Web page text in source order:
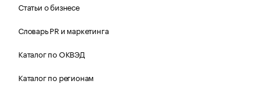
Статьи о бизнесе
Словарь PR и маркетинга
Каталог по ОКВЭД
Каталог по регионам